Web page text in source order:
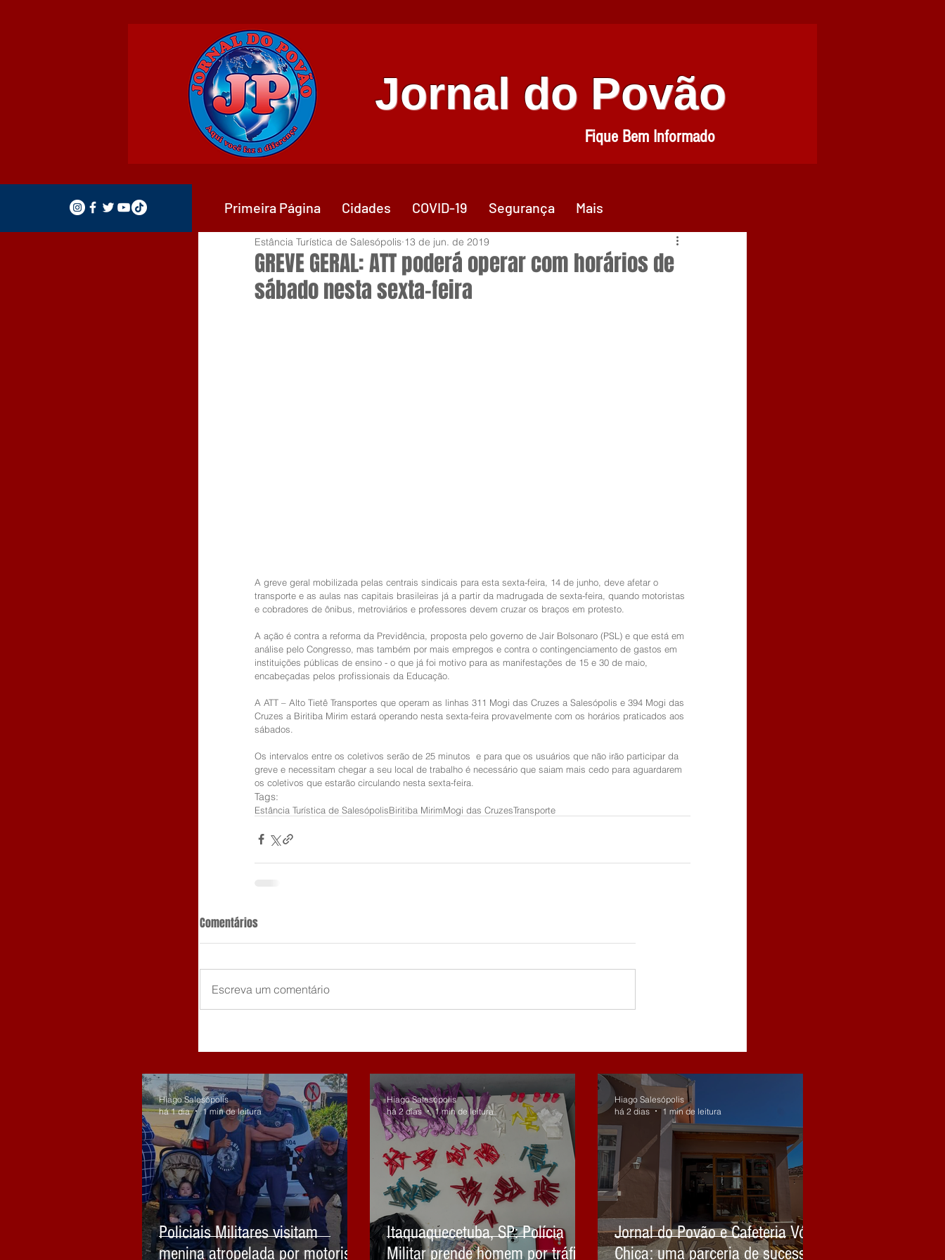
Jornal do Povão
Fique Bem Informado
GREVE GERAL: ATT poderá operar com horários de
sábado nesta sexta-feira
Estância Turística de Salesópolis 13 de jun. de 2019
A greve geral mobilizada pelas centrais sindicais para esta sexta-feira, 14 de junho, deve afetar o
transporte e as aulas nas capitais brasileiras já a partir da madrugada de sexta-feira, quando motoristas
e cobradores de ônibus, metroviários e professores devem cruzar os braços em protesto.
A ação é contra a reforma da Previdência, proposta pelo governo de Jair Bolsonaro (PSL) e que está em
análise pelo Congresso, mas também por mais empregos e contra o contingenciamento de gastos em
instituições públicas de ensino - o que já foi motivo para as manifestações de 15 e 30 de maio,
encabeçadas pelos profissionais da Educação.
A ATT – Alto Tietê Transportes que operam as linhas 311 Mogi das Cruzes a Salesópolis e 394 Mogi das
Cruzes a Biritiba Mirim estará operando nesta sexta-feira provavelmente com os horários praticados aos
sábados.
Os intervalos entre os coletivos serão de 25 minutos  e para que os usuários que não irão participar da
greve e necessitam chegar a seu local de trabalho é necessário que saiam mais cedo para aguardarem
os coletivos que estarão circulando nesta sexta-feira.
Tags:
Estância Turística de SalesópolisBiritiba MirimMogi das CruzesTransporte
Comentários
Escreva um comentário
Policiais Militares visitam
menina atropelada por motorista
Hiago Salesópolis
há 1 dia
1 min de leitura
Itaquaquecetuba, SP: Polícia
Militar prende homem por tráfico
Hiago Salesópolis
há 2 dias
1 min de leitura
Jornal do Povão e Cafeteria Vó
Chica: uma parceria de sucesso
Hiago Salesópolis
há 2 dias
1 min de leitura
Primeira Página Cidades COVID-19 Segurança Mais